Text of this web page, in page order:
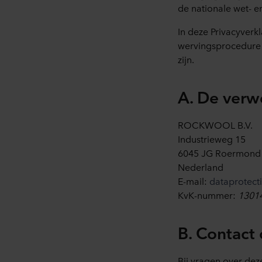
opgeslagen. Indien u niet
doeleinden cookies mogen
U kunt uw toestemming op
Privacy statements
de nationale wet-
In deze
zijn.
A. De
ROCKWOOL B.V.
Industrieweg 15
6045 JG Roermond
Nederland
E-mail:
KvK-nummer:
B.